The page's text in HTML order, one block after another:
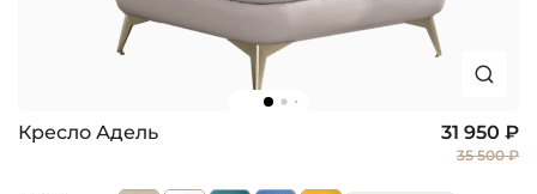
Кресло Адель 31 950 ₽
35 500 ₽